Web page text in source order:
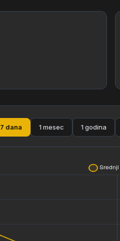
7 dana 1 mesec 1 godina